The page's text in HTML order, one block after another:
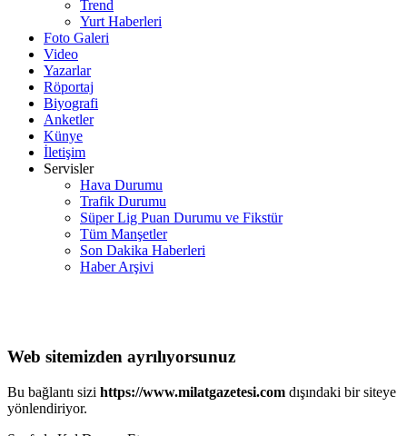
Trend
Yurt Haberleri
Foto Galeri
Video
Yazarlar
Röportaj
Biyografi
Anketler
Künye
İletişim
Servisler
Hava Durumu
Trafik Durumu
Süper Lig Puan Durumu ve Fikstür
Tüm Manşetler
Son Dakika Haberleri
Haber Arşivi
Web sitemizden ayrılıyorsunuz
Bu bağlantı sizi https://www.milatgazetesi.com dışındaki bir siteye
yönlendiriyor.